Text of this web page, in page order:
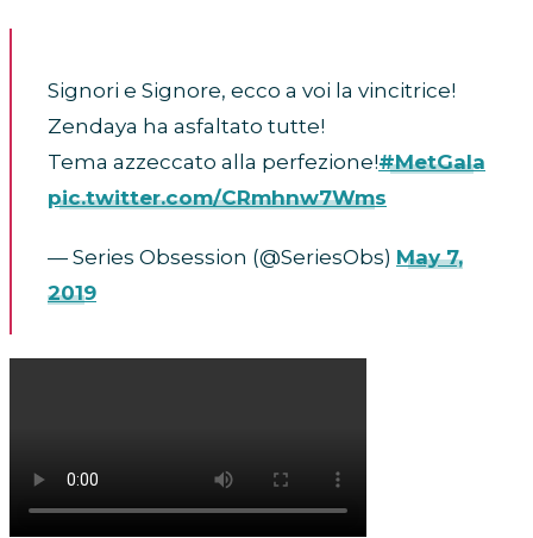
Signori e Signore, ecco a voi la vincitrice!
Zendaya ha asfaltato tutte!
Tema azzeccato alla perfezione!#MetGala
pic.twitter.com/CRmhnw7Wms
— Series Obsession (@SeriesObs) May 7,
2019